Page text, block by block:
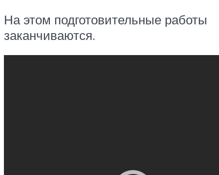
На этом подготовительные работы
заканчиваются.